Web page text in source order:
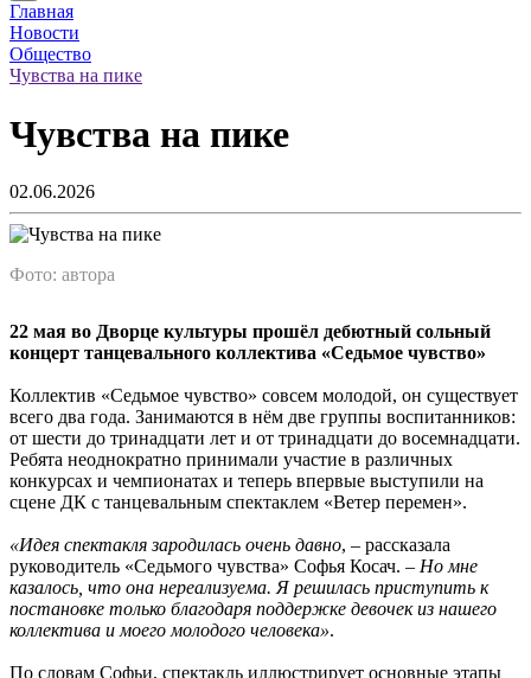
Главная
Новости
Общество
Чувства на пике
Чувства на пике
02.06.2026
Фото: автора
22 мая во Дворце культуры прошёл дебютный сольный
концерт танцевального коллектива «Седьмое чувство»
Коллектив «Седьмое чувство» совсем молодой, он существует
всего два года. Занимаются в нём две группы воспитанников:
от шести до тринадцати лет и от тринадцати до восемнадцати.
Ребята неоднократно принимали участие в различных
конкурсах и чемпионатах и теперь впервые выступили на
сцене ДК с танцевальным спектаклем «Ветер перемен».
«Идея спектакля зародилась очень давно, – рассказала
руководитель «Седьмого чувства» Софья Косач. – Но мне
казалось, что она нереализуема. Я решилась приступить к
постановке только благодаря поддержке девочек из нашего
коллектива и моего молодого человека».
По словам Софьи, спектакль иллюстрирует основные этапы